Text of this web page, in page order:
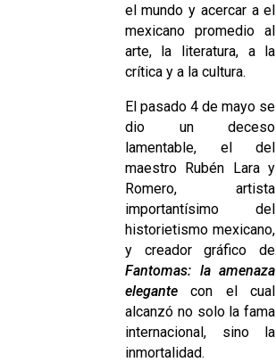
el mundo y acercar a el
mexicano promedio al
arte, la literatura, a la
crítica y a la cultura.
El pasado 4 de mayo se
dio un deceso
lamentable, el del
maestro Rubén Lara y
Romero, artista
importantísimo del
historietismo mexicano,
y creador gráfico de
Fantomas: la amenaza
elegantecon el cual
alcanzó no solo la fama
internacional, sino la
inmortalidad.